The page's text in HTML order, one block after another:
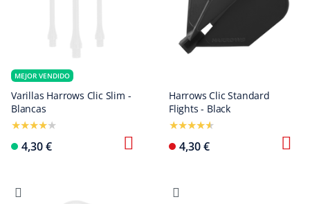
MEJOR VENDIDO
Varillas Harrows Clic Slim -
Blancas
4,30 €
Harrows Clic Standard
Flights - Black
4,30 €